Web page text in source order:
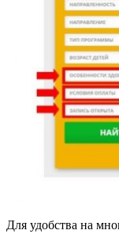
Для удобства на